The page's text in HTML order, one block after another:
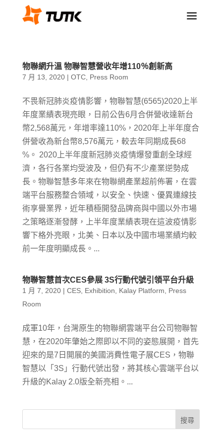
a
物聯網升溫 物聯智慧營收年增110％創新高
7 月 13, 2020| OTC, Press Room
不畏新冠肺炎疫情影響，物聯智慧(6565)2020上半
年度業績表現亮眼，日前公告6月合併營收達新台
幣2,568萬元，年增率達110%，2020年上半年度合
併營收為新台幣8,576萬元，較去年同期成長68
%。 2020上半年度新冠肺炎疫情爆發重創全球經
濟，各行各業均受波及，但仍有不少產業逆勢成
長。物聯智慧多年來在物聯網產業超前佈署，在雲
端平台服務整合領域，以安全、快速、優異連線技
術享譽業界，近年積極開發品牌商與中國以外市場
之策略逐漸發酵，上半年度業績表現在這波疫情影
響下格外亮眼，北美、日本以及中國市場業績均較
前一年度明顯成長。...
物聯智慧首次CES參展 3S行動代號引領平台升級
1 月 7, 2020| CES, Exhibition Kalay Platform
Press
Room
成軍10年，台灣原生的物聯網雲端平台公司物聯智
慧，在2020年肇始之際即以不同的姿態展開，首先
迎來的是7日開展的美國消費性電子展CES，物聯
智慧以「3S」行動代號出發，將其核心雲端平台以
升級的Kalay 2.0版全新亮相。...